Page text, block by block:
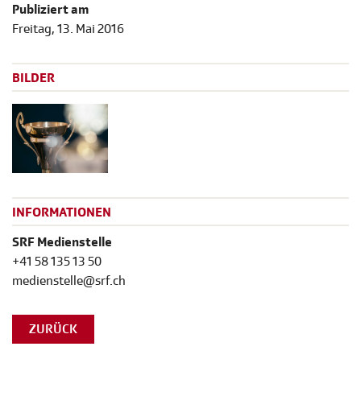
Publiziert am
Freitag, 13. Mai 2016
BILDER
INFORMATIONEN
SRF Medienstelle
+41 58 135 13 50
medienstelle@srf.ch
ZURÜCK